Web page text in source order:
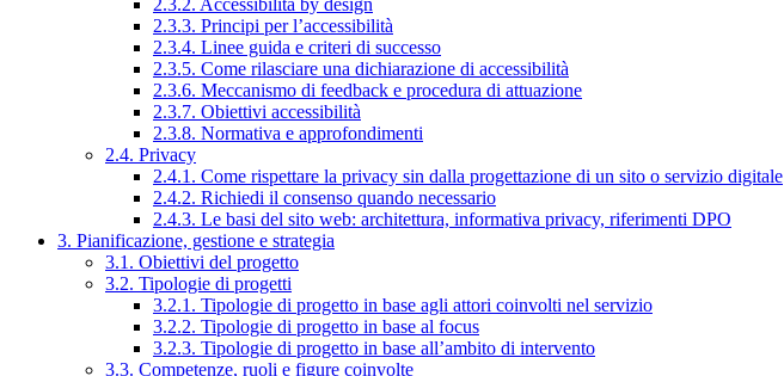
2.3.2. Accessibilità by design
2.3.3. Principi per l’accessibilità
2.3.4. Linee guida e criteri di successo
2.3.5. Come rilasciare una dichiarazione di accessibilità
2.3.6. Meccanismo di feedback e procedura di attuazione
2.3.7. Obiettivi accessibilità
2.3.8. Normativa e approfondimenti
2.4. Privacy
2.4.1. Come rispettare la privacy sin dalla progettazione di un sito o servizio digitale
2.4.2. Richiedi il consenso quando necessario
2.4.3. Le basi del sito web: architettura, informativa privacy, riferimenti DPO
3. Pianificazione, gestione e strategia
3.1. Obiettivi del progetto
3.2. Tipologie di progetti
3.2.1. Tipologie di progetto in base agli attori coinvolti nel servizio
3.2.2. Tipologie di progetto in base al focus
3.2.3. Tipologie di progetto in base all’ambito di intervento
3.3. Competenze, ruoli e figure coinvolte